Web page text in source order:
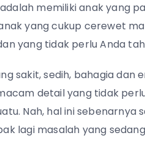
memiliki anak yang
yang cukup cerewet
yang tidak perlu Anda
sakit, sedih, bahagia dan
detail yang tidak
Nah, hal ini
lagi masalah yang